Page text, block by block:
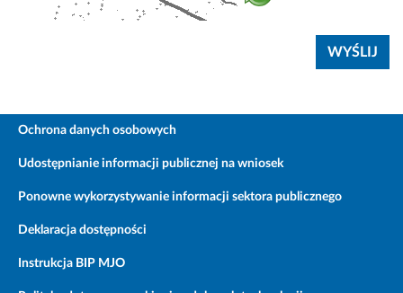
Ochrona danych osobowych
Udostępnianie informacji publicznej na wniosek
Ponowne wykorzystywanie informacji sektora publicznego
Deklaracja dostępności
Instrukcja BIP MJO